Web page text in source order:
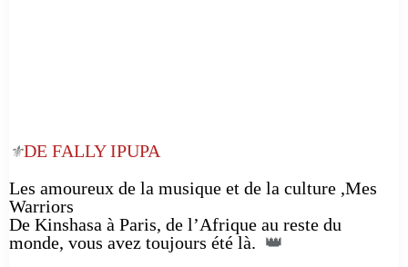
⚜️DE FALLY IPUPA
Les amoureux de la musique et de la culture ,Mes
Warriors
De Kinshasa à Paris, de l’Afrique au reste du
monde, vous avez toujours été là. 👑